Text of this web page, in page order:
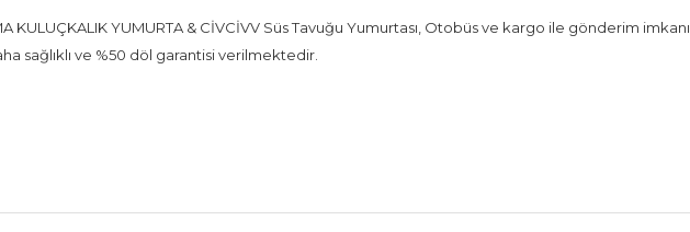
KULUÇKALIK YUMURTA & CİVCİVV Süs Tavuğu Yumurtası, Otobüs ve kargo ile gönderim imkanı.
sağlıklı ve %50 döl garantisi verilmektedir.